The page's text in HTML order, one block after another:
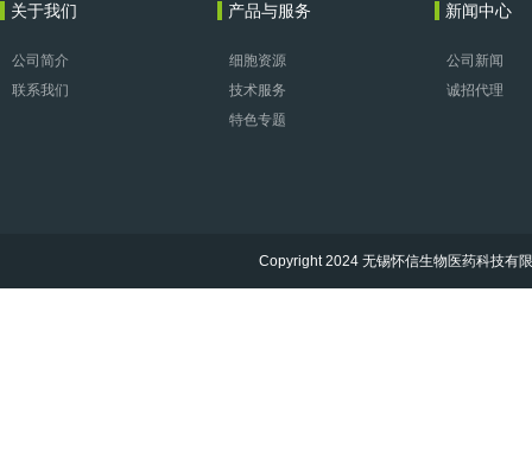
关于我们
公司简介
联系我们
产品与服务
细胞资源
技术服务
特色专题
新闻中心
公司新闻
诚招代理
Copyright 2024 无锡怀信生物医药科技